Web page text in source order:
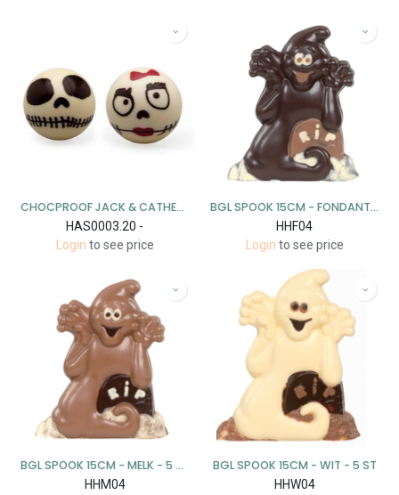
CHOCPROOF JACK & CATHERINA - 7 CM - 10 ST X 50 GR
HAS0003.20 -
Login to see price
BGL SPOOK 15CM - FONDANT - 5 ST
HHF04
Login to see price
BGL SPOOK 15CM - MELK - 5 ST
HHM04
BGL SPOOK 15CM - WIT - 5 ST
HHW04